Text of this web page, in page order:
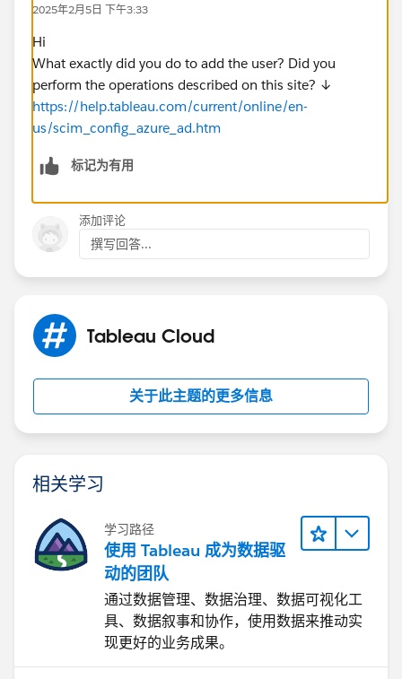
2025年2月5日 下午3:33
Hi
What exactly did you do to add the user? Did you
perform the operations described on this site? ↓
https://help.tableau.com/current/online/en-
us/scim_config_azure_ad.htm
标记为有用
添加评论
撰写回答...
Tableau Cloud
关于此主题的更多信息
相关学习
学习路径
使用 Tableau 成为数据驱
动的团队
通过数据管理、数据治理、数据可视化工
具、数据叙事和协作，使用数据来推动实
现更好的业务成果。